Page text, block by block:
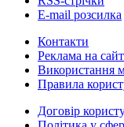
E-mail розсилка
Контакти
Реклама на
Використання
Правила
Договір